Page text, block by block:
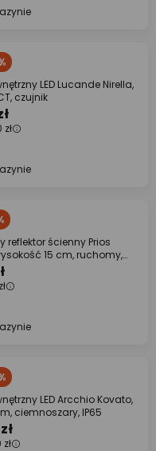
LED Lucande Nirella,
czujnik
reflektor ścienny Prios
15 cm, ruchomy,
LED Arcchio Kovato,
ciemnoszary, IP65